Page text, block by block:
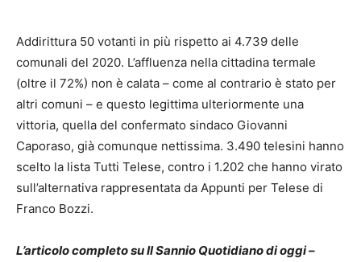
Addirittura 50 votanti in più rispetto ai 4.739 delle
comunali del 2020. L’affluenza nella cittadina termale
(oltre il 72%) non è calata – come al contrario è stato per
altri comuni – e questo legittima ulteriormente una
vittoria, quella del confermato sindaco Giovanni
Caporaso, già comunque nettissima. 3.490 telesini hanno
scelto la lista Tutti Telese, contro i 1.202 che hanno virato
sull’alternativa rappresentata da Appunti per Telese di
Franco Bozzi.
L’articolo completo su Il Sannio Quotidiano di oggi –